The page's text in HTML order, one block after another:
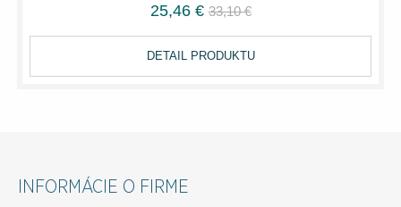
25,46 € 33,10 €
DETAIL PRODUKTU
INFORMÁCIE O FIRME